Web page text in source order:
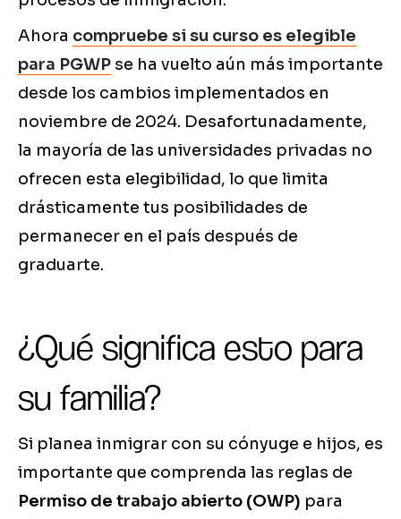
Ahora compruebe si su curso es elegible
para PGWP se ha vuelto aún más importante
desde los cambios implementados en
noviembre de 2024. Desafortunadamente,
la mayoría de las universidades privadas no
ofrecen esta elegibilidad, lo que limita
drásticamente tus posibilidades de
permanecer en el país después de
graduarte.
¿Qué significa esto para
su familia?
Si planea inmigrar con su cónyuge e hijos, es
importante que comprenda las reglas de
Permiso de trabajo abierto (OWP) para